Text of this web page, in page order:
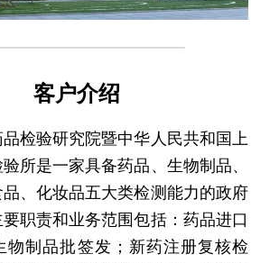
客户介绍
检验研究院暨中华人民共和国上
所是一家具备药品、生物制品、
、化妆品五大类检测能力的政府
职责和业务范围包括：药品进口
物制品批签发；新药注册复核检